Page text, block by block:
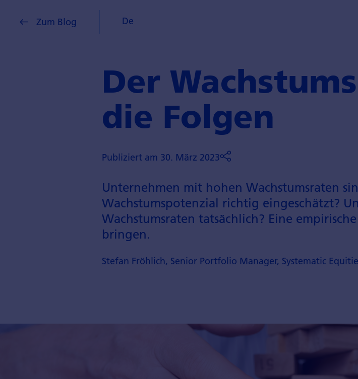
Zum Blog De
Der
die Folgen
Publiziert am 30. März 2023
Unternehmen mit hohen Wachstumsraten
Wachstumspotenzial richtig eingeschätzt?
Wachstumsraten tatsächlich? Eine
bringen.
Stefan Fröhlich, Senior Portfolio Manager, Systematic